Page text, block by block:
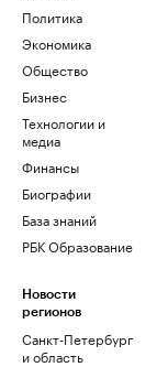
Политика
Экономика
Общество
Бизнес
Технологии и
медиа
Финансы
Биографии
База знаний
РБК Образование
Новости
регионов
Санкт-Петербург
и область